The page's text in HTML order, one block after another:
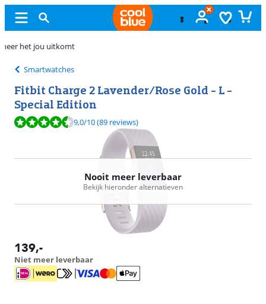
Smartwatches
Fitbit Charge 2 Lavender/Rose Gold - L -
Special Edition
Beoordeling is 9,0 van de 10, gebaseerd op 89 reviews.
9,0/10(89 reviews)
Nooit meer leverbaar
Bekijk hieronder alternatieven
139,-
Niet meer leverbaar